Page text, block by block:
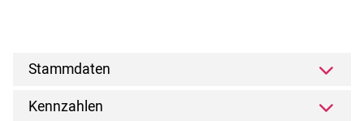
Stammdaten
Kennzahlen